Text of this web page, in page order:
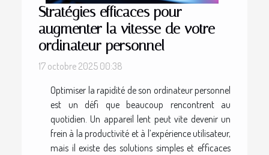
Stratégies efficaces pour
augmenter la vitesse de votre
ordinateur personnel
17 octobre 2025 00:38
Optimiser la rapidité de son ordinateur personnel
est un défi que beaucoup rencontrent au
quotidien. Un appareil lent peut vite devenir un
frein à la productivité et à l’expérience utilisateur,
mais il existe des solutions simples et efficaces